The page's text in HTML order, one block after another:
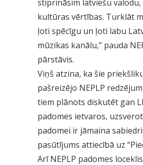
stiprināsim latviešu
kultūras vērtības. Turklāt
ļoti spēcīgu un ļoti labu
mūzikas kanālu,” pauda
pārstāvis.
Viņš atzina, ka šie
pašreizējo NEPLP
tiem plānots diskutēt gan
padomes ietvaros,
padomei ir jāmaina
pasūtījums attiecībā uz
Arī NEPLP padomes